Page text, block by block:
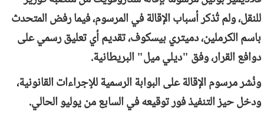
للنقل، ولم تُذكر أسباب الإقالة في المرسوم، فيما رفض المتحدث
باسم الكرملين، دميتري بيسكوف، تقديم أي تعليق رسمي على
دوافع القرار، وفق "ديلي ميل" البريطانية.
ونُشر مرسوم الإقالة على البوابة الرسمية للإجراءات القانونية،
ودخل حيز التنفيذ فور توقيعه في السابع من يوليو الحالي.